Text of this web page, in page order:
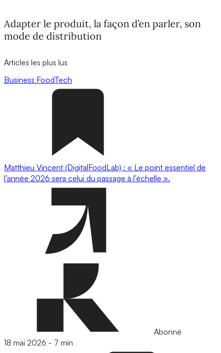
Adapter le produit, la façon d’en parler, son
mode de distribution
Articles les plus lus
Business FoodTech
Matthieu Vincent (DigitalFoodLab) : « Le point essentiel de
l’année 2026 sera celui du passage à l’échelle ».
Abonné
18 mai 2026 - 7 min